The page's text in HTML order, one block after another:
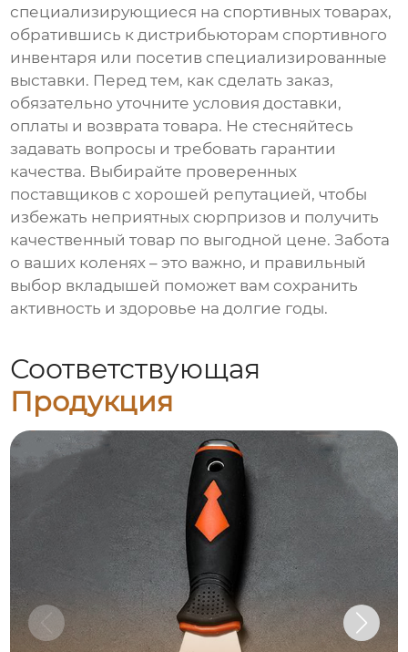
специализирующиеся на спортивных товарах,
обратившись к дистрибьюторам спортивного
инвентаря или посетив специализированные
выставки. Перед тем, как сделать заказ,
обязательно уточните условия доставки,
оплаты и возврата товара. Не стесняйтесь
задавать вопросы и требовать гарантии
качества. Выбирайте проверенных
поставщиков с хорошей репутацией, чтобы
избежать неприятных сюрпризов и получить
качественный товар по выгодной цене. Забота
о ваших коленях – это важно, и правильный
выбор вкладышей поможет вам сохранить
активность и здоровье на долгие годы.
Соответствующая
Продукция